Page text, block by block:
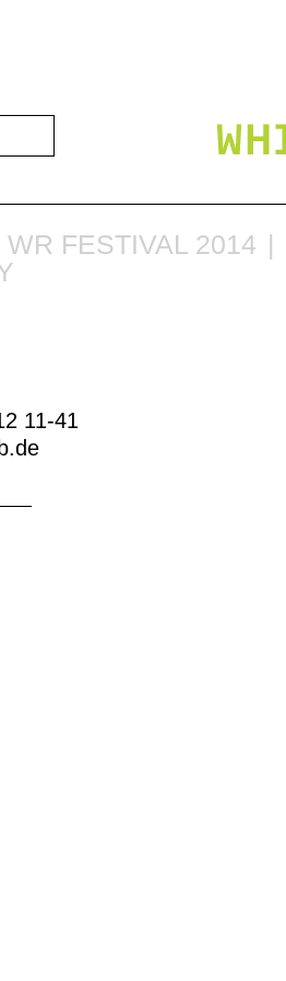
WR FESTIVAL 2014
11-41